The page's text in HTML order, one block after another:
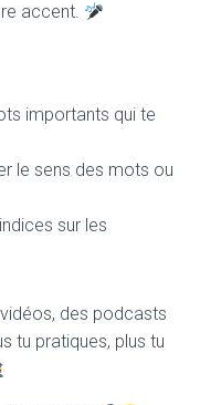
accent.
importants qui te
le sens des mots ou
sur les
des podcasts
tu pratiques, plus tu